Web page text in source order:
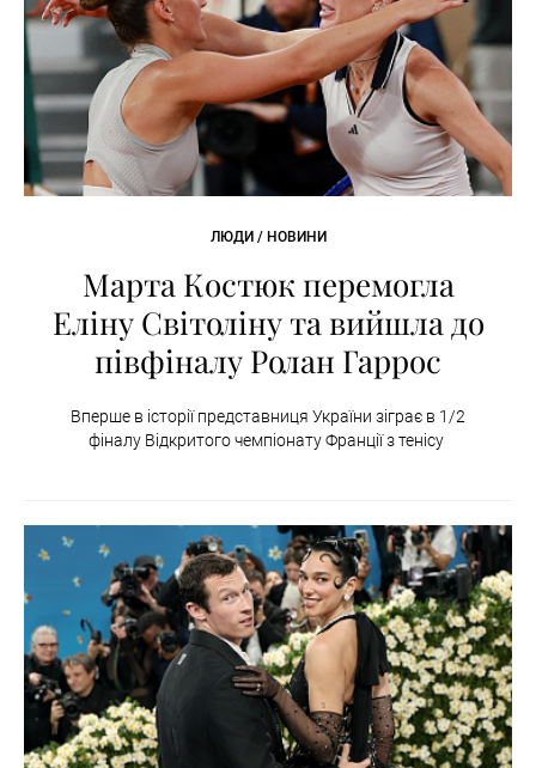
ЛЮДИ / НОВИНИ
Марта Костюк перемогла
Еліну Світоліну та вийшла до
півфіналу Ролан Гаррос
Вперше в історії представниця України зіграє в 1/2
фіналу Відкритого чемпіонату Франції з тенісу